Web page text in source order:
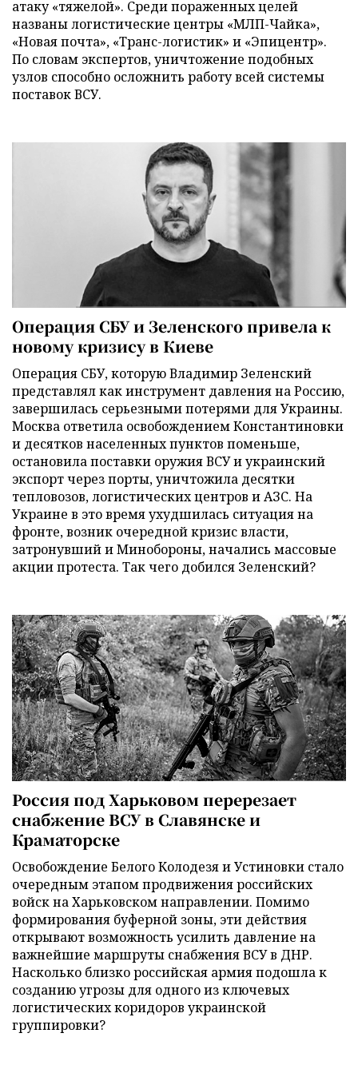
атаку «тяжелой». Среди пораженных целей
названы логистические центры «МЛП-Чайка»,
«Новая почта», «Транс-логистик» и «Эпицентр».
По словам экспертов, уничтожение подобных
узлов способно осложнить работу всей системы
поставок ВСУ.
Операция СБУ и Зеленского привела к
новому кризису в Киеве
Операция СБУ, которую Владимир Зеленский
представлял как инструмент давления на Россию,
завершилась серьезными потерями для Украины.
Москва ответила освобождением Константиновки
и десятков населенных пунктов поменьше,
остановила поставки оружия ВСУ и украинский
экспорт через порты, уничтожила десятки
тепловозов, логистических центров и АЗС. На
Украине в это время ухудшилась ситуация на
фронте, возник очередной кризис власти,
затронувший и Минобороны, начались массовые
акции протеста. Так чего добился Зеленский?
Россия под Харьковом перерезает
снабжение ВСУ в Славянске и
Краматорске
Освобождение Белого Колодезя и Устиновки стало
очередным этапом продвижения российских
войск на Харьковском направлении. Помимо
формирования буферной зоны, эти действия
открывают возможность усилить давление на
важнейшие маршруты снабжения ВСУ в ДНР.
Насколько близко российская армия подошла к
созданию угрозы для одного из ключевых
логистических коридоров украинской
группировки?